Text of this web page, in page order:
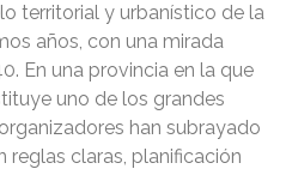
territorial y urbanístico de la
años, con una mirada
En una provincia en la que
uno de los grandes
han subrayado
reglas claras, planificación